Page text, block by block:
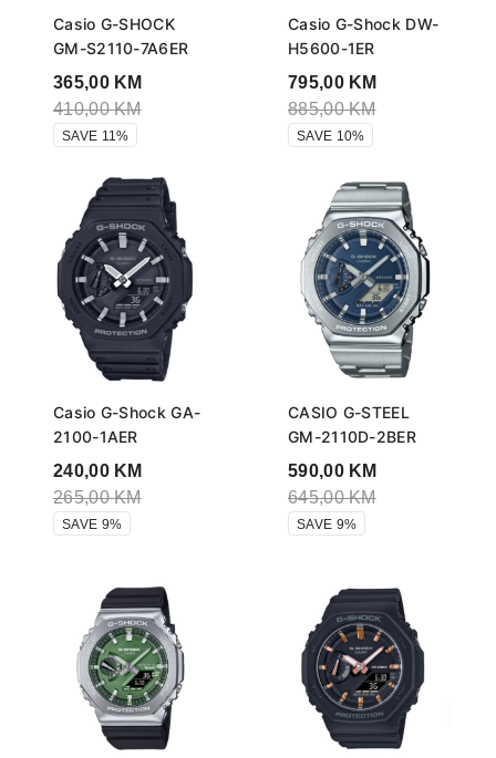
Casio G-SHOCK
GM-S2110-7A6ER
365,00 KM
410,00KM
SAVE 11%
Casio G-Shock DW-
H5600-1ER
795,00 KM
885,00KM
SAVE 10%
Casio G-Shock GA-
2100-1AER
240,00 KM
265,00KM
SAVE 9%
CASIO G-STEEL
GM-2110D-2BER
590,00 KM
645,00KM
SAVE 9%